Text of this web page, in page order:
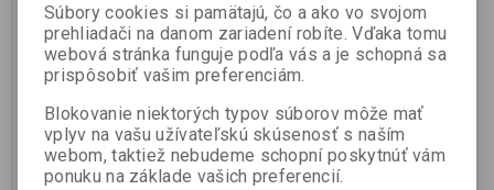
KEVIN NASH MEDIUM
BITS POUCHES
Výrobca:NASH
Súbory cookies si pamätajú, čo a ako vo svojom
prehliadači na danom zariadení robíte. Vďaka tomu
webová stránka funguje podľa vás a je schopná sa
prispôsobiť vašim preferenciám.
Blokovanie niektorých typov súborov môže mať
vplyv na vašu užívateľskú skúsenosť s naším
webom, taktiež nebudeme schopní poskytnúť vám
ponuku na základe vašich preferencií.